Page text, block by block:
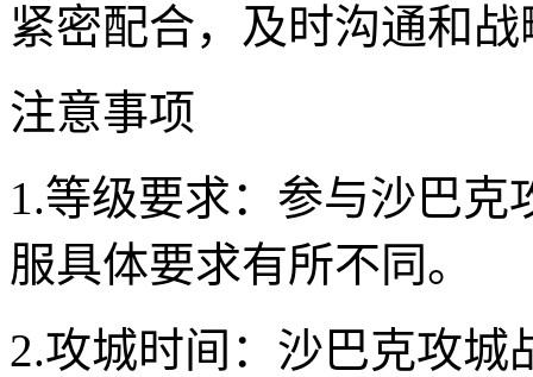
紧密配合，及时沟通和
注意事项
1.等级要求：参与沙巴
服具体要求有所不同。
2.攻城时间：沙巴克攻